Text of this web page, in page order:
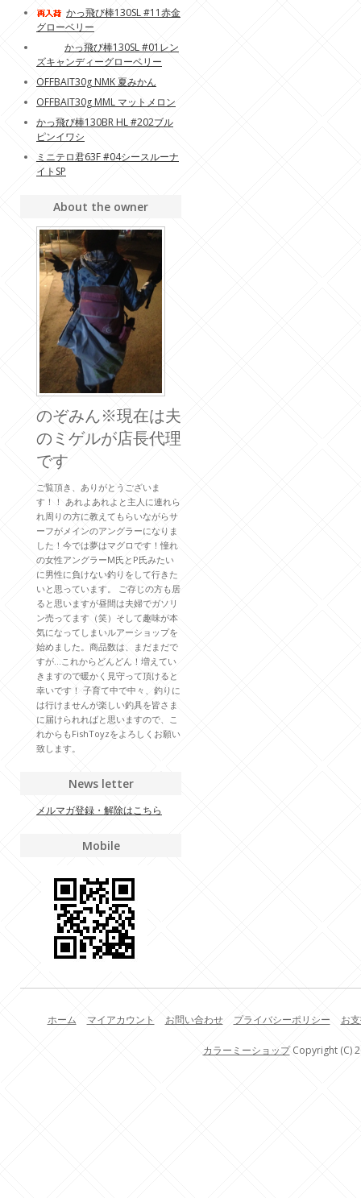
かっ飛び棒130SL #11赤金
グローベリー
かっ飛び棒130SL #01レン
ズキャンディーグローベリー
OFFBAIT30g NMK 夏みかん
OFFBAIT30g MML マットメロン
かっ飛び棒130BR HL #202ブル
ピンイワシ
ミニテロ君63F #04シースルーナ
イトSP
About the owner
のぞみん※現在は夫
のミゲルが店長代理
です
ご覧頂き、ありがとうございま
す！！ あれよあれよと主人に連れら
れ周りの方に教えてもらいながらサ
ーフがメインのアングラーになりま
した！今では夢はマグロです！憧れ
の女性アングラーM氏とP氏みたい
に男性に負けない釣りをして行きた
いと思っています。 ご存じの方も居
ると思いますが昼間は夫婦でガソリ
ン売ってます（笑）そして趣味が本
気になってしまいルアーショップを
始めました。商品数は、まだまだで
すが…これからどんどん！増えてい
きますので暖かく見守って頂けると
幸いです！ 子育て中で中々、釣りに
は行けませんが楽しい釣具を皆さま
に届けられればと思いますので、こ
れからもFishToyzをよろしくお願い
致します。
News letter
メルマガ登録・解除はこちら
Mobile
ホーム マイアカウント お問い合わせ プライバシーポリシー お
カラーミーショップCopyright (C)